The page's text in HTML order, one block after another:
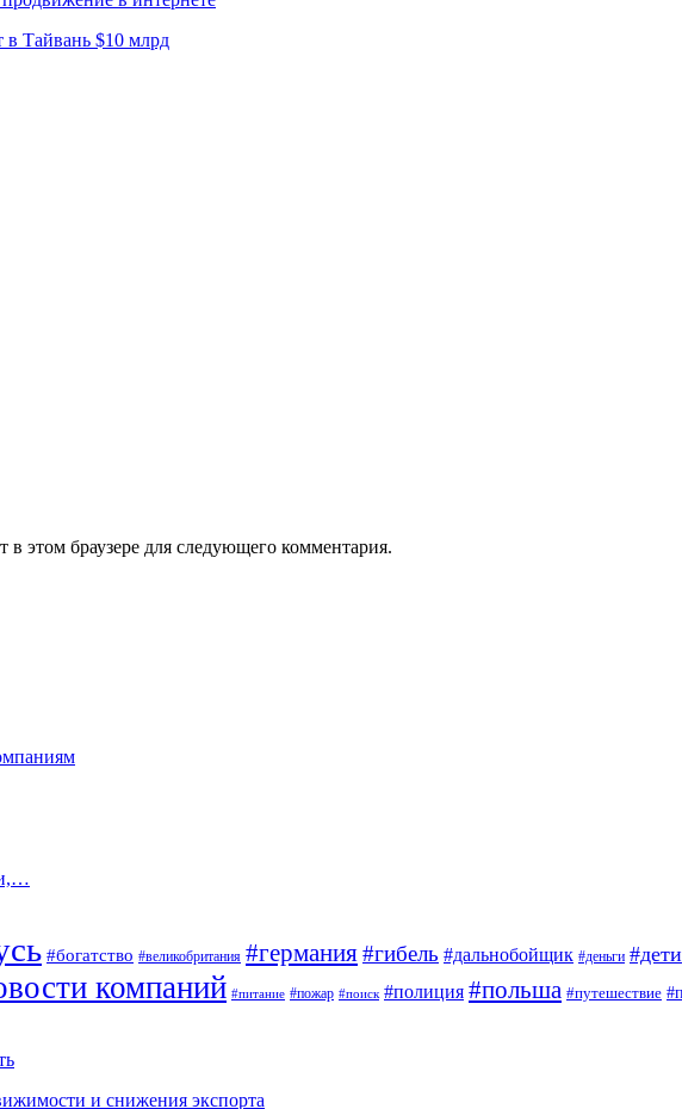
в Тайвань $10 млрд
этом браузере для следующего комментария.
#богатство #великобритания #германия#гибель #дальнобойщик #деньги #дети
компаний #питание #пожар #поиск #полиция #польша #путешествие
и снижения экспорта